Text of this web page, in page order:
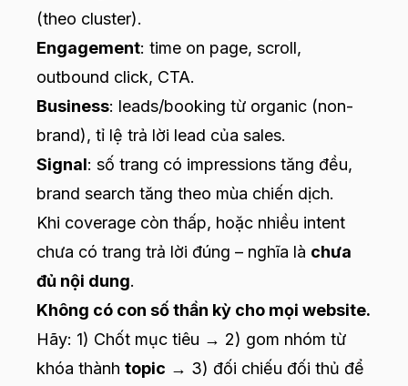
(theo cluster).
Engagement: time on page, scroll,
outbound click, CTA.
Business: leads/booking từ organic (non-
brand), tỉ lệ trả lời lead của sales.
Signal: số trang có impressions tăng đều,
brand search tăng theo mùa chiến dịch.
Khi coverage còn thấp, hoặc nhiều intent
chưa có trang trả lời đúng – nghĩa là chưa
đủ nội dung.
Không có con số thần kỳ cho mọi website.
Hãy: 1) Chốt mục tiêu → 2) gom nhóm từ
khóa thành topic → 3) đối chiếu đối thủ để